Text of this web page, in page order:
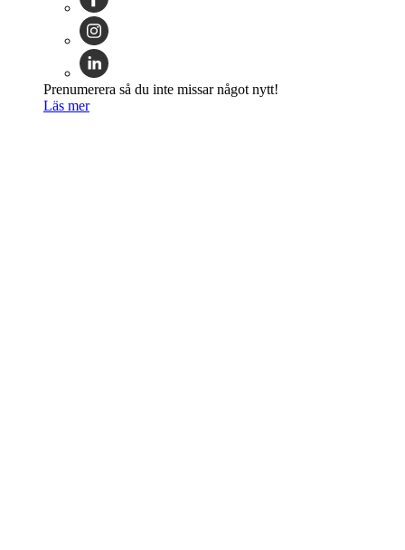
Prenumerera så du inte missar något nytt!
Läs mer